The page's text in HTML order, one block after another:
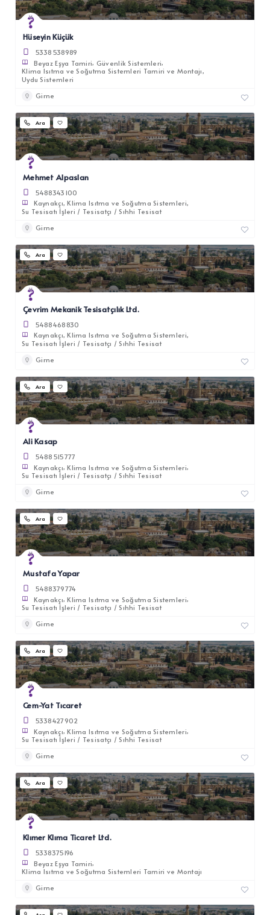
Hüseyin Küçük
5338538989
Beyaz Eşya Tamiri Güvenlik Sistemleri
Klima Isıtma ve Soğutma Sistemleri Tamiri ve Montajı
Uydu Sistemleri
Girne
Ara
Mehmet Alpaslan
5488343100
Kaynakçı Klima Isıtma ve Soğutma Sistemleri
Su Tesisatı İşleri / Tesisatçı / Sıhhi Tesisat
Girne
Ara
Çevrim Mekanik Tesisatçılık Ltd.
5488468830
Kaynakçı Klima Isıtma ve Soğutma Sistemleri
Su Tesisatı İşleri / Tesisatçı / Sıhhi Tesisat
Girne
Ara
Ali Kasap
5488515777
Kaynakçı Klima Isıtma ve Soğutma Sistemleri
Su Tesisatı İşleri / Tesisatçı / Sıhhi Tesisat
Girne
Ara
Mustafa Yapar
5488379774
Kaynakçı Klima Isıtma ve Soğutma Sistemleri
Su Tesisatı İşleri / Tesisatçı / Sıhhi Tesisat
Girne
Ara
Cem-Yat Tıcaret
5338427902
Kaynakçı Klima Isıtma ve Soğutma Sistemleri
Su Tesisatı İşleri / Tesisatçı / Sıhhi Tesisat
Girne
Ara
Klımer Klıma Ticaret Ltd.
5338375196
Beyaz Eşya Tamiri
Klima Isıtma ve Soğutma Sistemleri Tamiri ve Montajı
Girne